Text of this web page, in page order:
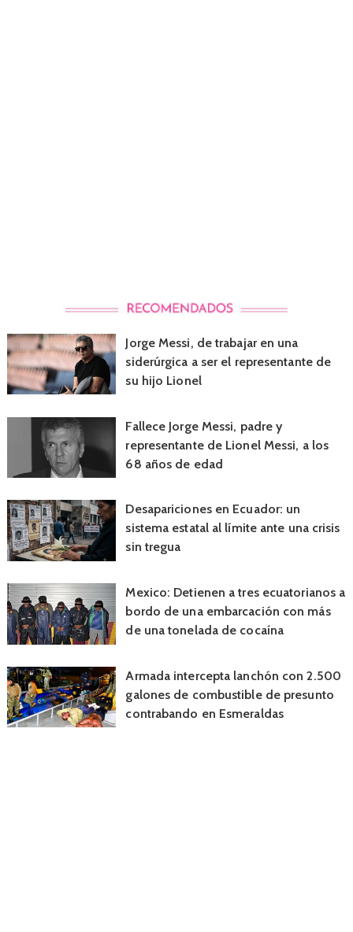
Jorge Messi, de trabajar en una
siderúrgica a ser el representante de
su hijo Lionel
Fallece Jorge Messi, padre y
representante de Lionel Messi, a los
68 años de edad
Desapariciones en Ecuador: un
sistema estatal al límite ante una crisis
sin tregua
Mexico: Detienen a tres ecuatorianos a
bordo de una embarcación con más
de una tonelada de cocaína
Armada intercepta lanchón con 2.500
galones de combustible de presunto
contrabando en Esmeraldas